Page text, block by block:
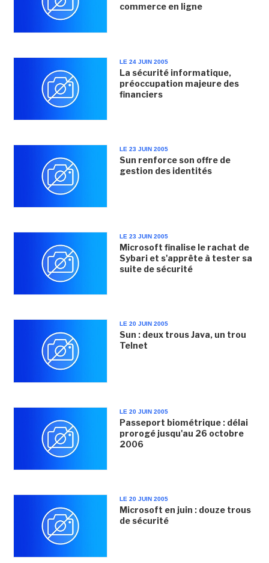
commerce en ligne
LE 24 JUIN 2005
La sécurité informatique,
préoccupation majeure des
financiers
LE 23 JUIN 2005
Sun renforce son offre de
gestion des identités
LE 23 JUIN 2005
Microsoft finalise le rachat de
Sybari et s'apprête à tester sa
suite de sécurité
LE 20 JUIN 2005
Sun : deux trous Java, un trou
Telnet
LE 20 JUIN 2005
Passeport biométrique : délai
prorogé jusqu'au 26 octobre
2006
LE 20 JUIN 2005
Microsoft en juin : douze trous
de sécurité